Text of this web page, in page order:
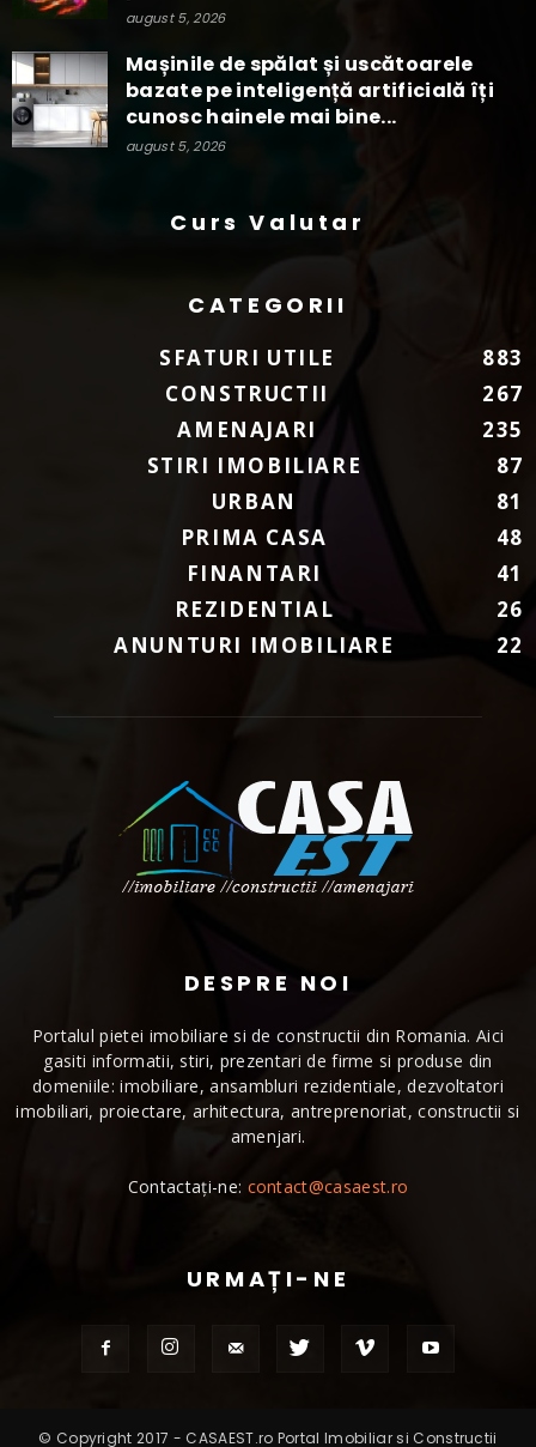
august 5, 2026
Mașinile de spălat și uscătoarele
bazate pe inteligență artificială îți
cunosc hainele mai bine...
august 5, 2026
Curs Valutar
CATEGORII
SFATURI UTILE
883
CONSTRUCTII
267
AMENAJARI
235
STIRI IMOBILIARE
87
URBAN
81
PRIMA CASA
48
FINANTARI
41
REZIDENTIAL
26
ANUNTURI IMOBILIARE
22
DESPRE NOI
Portalul pietei imobiliare si de constructii din Romania. Aici
gasiti informatii, stiri, prezentari de firme si produse din
domeniile: imobiliare, ansambluri rezidentiale, dezvoltatori
imobiliari, proiectare, arhitectura, antreprenoriat, constructii si
amenjari.
Contactați-ne: contact@casaest.ro
URMAȚI-NE
© Copyright 2017 - CASAEST.ro Portal Imobiliar si Constructii